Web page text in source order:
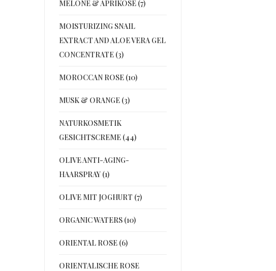
MELONE & APRIKOSE (7)
MOISTURIZING SNAIL
EXTRACT AND ALOE VERA GEL
CONCENTRATE (3)
MOROCCAN ROSE (10)
MUSK & ORANGE (3)
NATURKOSMETIK
GESICHTSCREME (44)
OLIVE ANTI-AGING-
HAARSPRAY (1)
OLIVE MIT JOGHURT (7)
ORGANIC WATERS (10)
ORIENTAL ROSE (6)
ORIENTALISCHE ROSE